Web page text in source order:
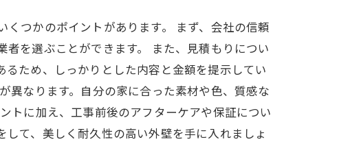
つかのポイントがあります。 まず、会社の信頼
を選ぶことができます。 また、見積もりについ
ため、しっかりとした内容と金額を提示してい
異なります。自分の家に合った素材や色、質感な
トに加え、工事前後のアフターケアや保証につい
て、美しく耐久性の高い外壁を手に入れましょ